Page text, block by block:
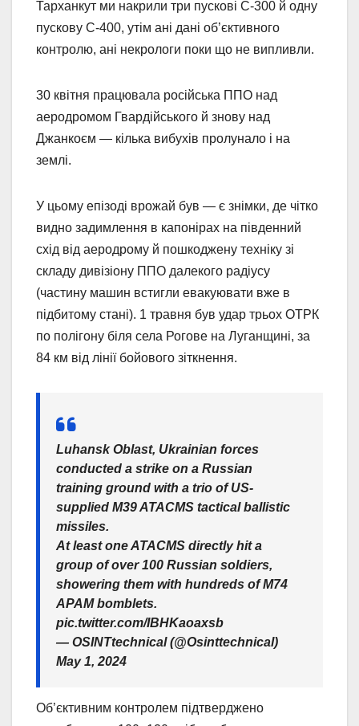
Тарханкут ми накрили три пускові С-300 й одну
пускову С-400, утім ані дані об’єктивного
контролю, ані некрологи поки що не випливли.
30 квітня працювала російська ППО над
аеродромом Гвардійського й знову над
Джанкоєм — кілька вибухів пролунало і на
землі.
У цьому епізоді врожай був — є знімки, де чітко
видно задимлення в капонірах на південний
схід від аеродрому й пошкоджену техніку зі
складу дивізіону ППО далекого радіусу
(частину машин встигли евакуювати вже в
підбитому стані). 1 травня був удар трьох ОТРК
по полігону біля села Рогове на Луганщині, за
84 км від лінії бойового зіткнення.
Luhansk Oblast, Ukrainian forces
conducted a strike on a Russian
training ground with a trio of US-
supplied M39 ATACMS tactical ballistic
missiles.
At least one ATACMS directly hit a
group of over 100 Russian soldiers,
showering them with hundreds of M74
APAM bomblets.
pic.twitter.com/IBHKaoaxsb
— OSINTtechnical (@Osinttechnical)
May 1, 2024
Об’єктивним контролем підтверджено